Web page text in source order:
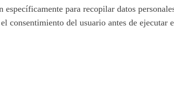
para recopilar datos
consentimiento del usuario antes de ejecutar